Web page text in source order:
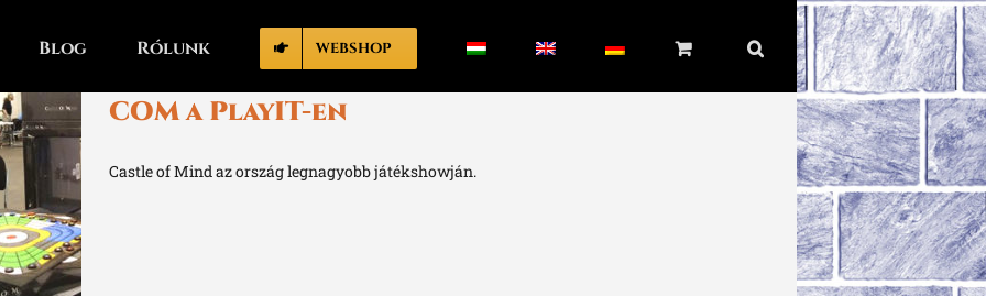
Blog Rólunk WEBSHOP
COM a PlayIT-en
Castle of Mind az ország legnagyobb játékshowján.